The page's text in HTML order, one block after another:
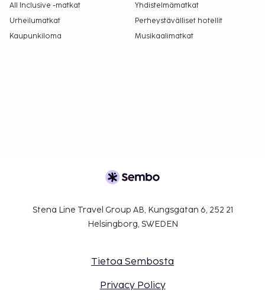
All Inclusive -matkat
Yhdistelmämatkat
Urheilumatkat
Perheystävälliset hotellit
Kaupunkiloma
Musikaalimatkat
Stena Line Travel Group AB, Kungsgatan 6, 252 21
Helsingborg, SWEDEN
Tietoa Sembosta
Privacy Policy